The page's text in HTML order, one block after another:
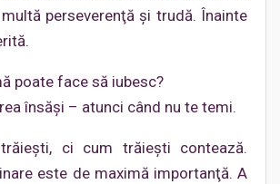
perseverenţă şi trudă. Înainte
poate face să iubesc?
însăşi – atunci când nu te temi.
ci cum trăieşti contează.
este de maximă importanţă. A